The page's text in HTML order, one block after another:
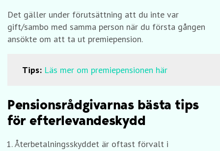
Det gäller under förutsättning att du inte var
gift/sambo med samma person när du första gången
ansökte om att ta ut premiepension.
Tips: Läs mer om premiepensionen här
Pensionsrådgivarnas bästa tips
för efterlevandeskydd
Återbetalningsskyddet är oftast förvalt i